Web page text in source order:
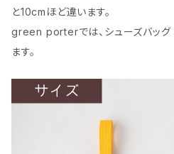
と10cmほど違います。
green porterでは、シューズバッグ
ます。